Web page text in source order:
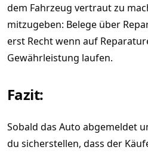
dem Fahrzeug vertraut zu
mitzugeben: Belege über
erst Recht wenn auf
Gewährleistung laufen.
Fazit:
Sobald das Auto abgemeldet
du sicherstellen, dass der